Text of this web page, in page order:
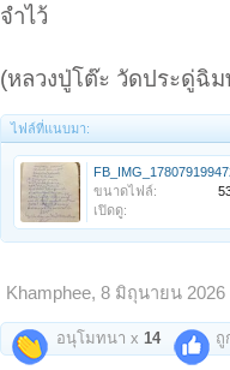
จำไว้
(หลวงปู่โต๊ะ วัดประดู่ฉิม
ไฟล์ที่แนบมา:
ขนาดไฟล์:
เปิดดู:
Khamphee, 8 มิถุนายน 2026
อนุโมทนา x 14 ถู